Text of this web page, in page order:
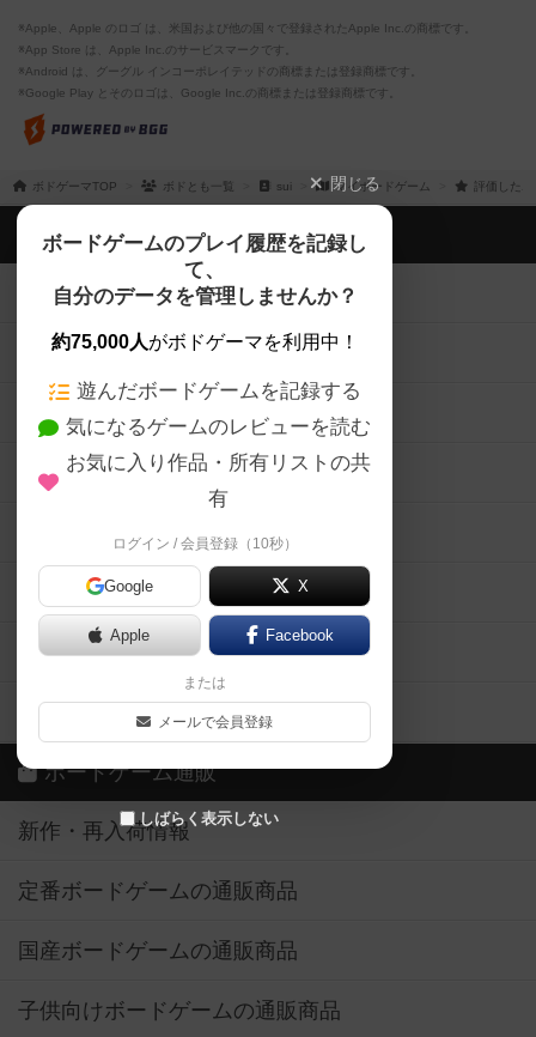
※Apple、Apple のロゴ は、米国および他の国々で登録されたApple Inc.の商標です。
※App Store は、Apple Inc.のサービスマークです。
※Android は、グーグル インコーポレイテッドの商標または登録商標です。
※Google Play とそのロゴは、Google Inc.の商標または登録商標です。
ボドゲーマTOP ボドとも一覧 sui マイボードゲーム 評価した
閉じる
ボードゲームのプレイ履歴を記録し
て、
自分のデータを管理しませんか？
約75,000人がボドゲーマを利用中！
遊んだボードゲームを記録する
気になるゲームのレビューを読む
お気に入り作品・所有リストの共
有
ログイン / 会員登録（10秒）
Google X
Apple Facebook
または
メールで会員登録
しばらく表示しない
ボドゲーマTOP
ボードゲームを検索する
ボードゲームの新着レビュー
ボードゲーム会情報
メカニクス特集
掲示板・トピックス
ボドとも・会員一覧
ボードゲーム業界コラム
ボドゲーマご利用案内
ボードゲーム通販
新作・再入荷情報
定番ボードゲームの通販商品
国産ボードゲームの通販商品
子供向けボードゲームの通販商品